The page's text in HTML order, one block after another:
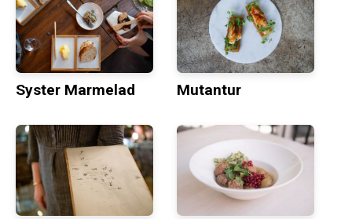
Syster Marmelad Mutantur